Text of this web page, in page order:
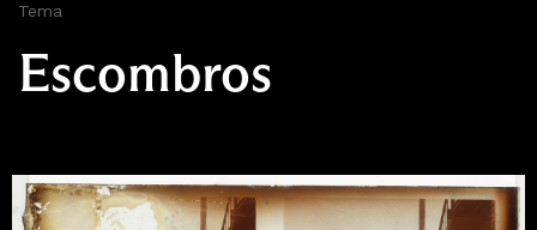
Tema
Escombros